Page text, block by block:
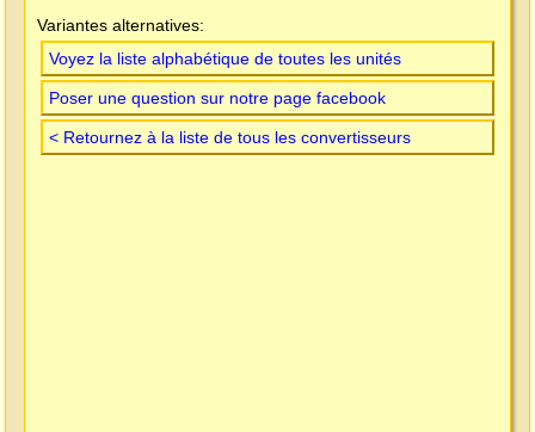
Variantes alternatives:
Voyez la liste alphabétique de toutes les unités
Poser une question sur notre page facebook
< Retournez à la liste de tous les convertisseurs